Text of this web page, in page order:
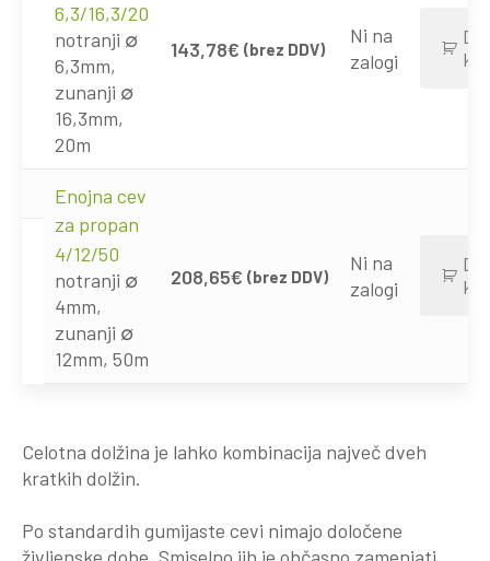
6,3/16,3/20
notranji ∅
6,3mm,
zunanji ∅
16,3mm,
20m
143,78€ (brez DDV)
Ni na
zalogi
Enojna cev
za propan
4/12/50
notranji ∅
4mm,
zunanji ∅
12mm, 50m
208,65€ (brez DDV)
Ni na
zalogi
Celotna dolžina je lahko kombinacija največ dveh
kratkih dolžin.
Po standardih gumijaste cevi nimajo določene